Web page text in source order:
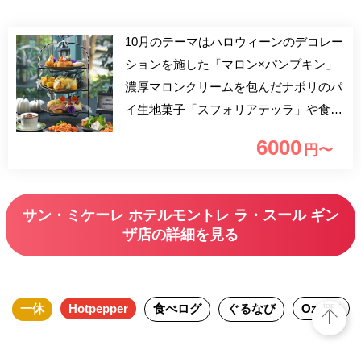
10月のテーマはハロウィーンのデコレー
ションを施した「マロン×パンプキン」
濃厚マロンクリームを包んだナポリのパ
イ生地菓子「スフォリアテッラ」や食感
イーツセレクション。セイボリーアイテ
含む全5種類。ニューヨーク発「ART OF
TEA」含むティーアイテムは約20種！午
後のひとときを心行くまでご堪能下さ
の茶葉、そしてホテルセレクションにて
こだわりのコーヒーをご用意しておりま
6000 円〜
サン・ミケーレ ホテルモントレ ラ・スール ギン
ザ店の詳細を見る
一休 Hotpepper 食べログ ぐるなび Ozmall
top